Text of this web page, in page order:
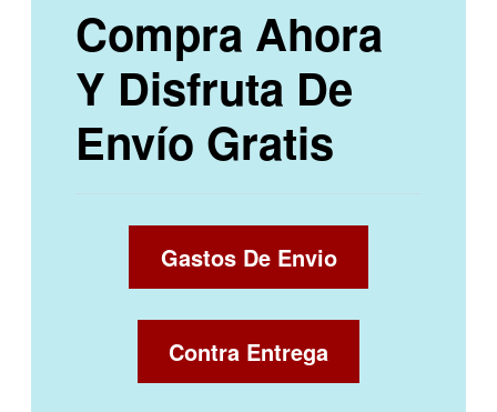
Compra Ahora
Y Disfruta De
Envío Gratis
Gastos De Envio
Contra Entrega